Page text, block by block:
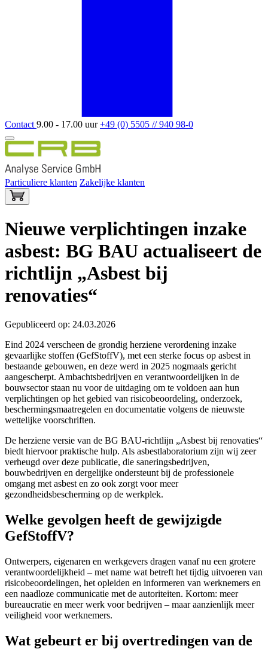
Contact 9.00 - 17.00 uur+49 (0) 5505 // 940 98-0
Particuliere klanten Zakelijke klanten
Nieuwe verplichtingen inzake
asbest: BG BAU actualiseert de
richtlijn „Asbest bij
renovaties“
Gepubliceerd op: 24.03.2026
Eind 2024 verscheen de grondig herziene verordening inzake
gevaarlijke stoffen (GefStoffV), met een sterke focus op asbest in
bestaande gebouwen, en deze werd in 2025 nogmaals gericht
aangescherpt. Ambachtsbedrijven en verantwoordelijken in de
bouwsector staan nu voor de uitdaging om te voldoen aan hun
verplichtingen op het gebied van risicobeoordeling, onderzoek,
beschermingsmaatregelen en documentatie volgens de nieuwste
wettelijke voorschriften.
De herziene versie van de BG BAU-richtlijn „Asbest bij renovaties“
biedt hiervoor praktische hulp. Als asbestlaboratorium zijn wij zeer
verheugd over deze publicatie, die saneringsbedrijven,
bouwbedrijven en dergelijke ondersteunt bij de professionele
omgang met asbest en zo ook zorgt voor meer
gezondheidsbescherming op de werkplek.
Welke gevolgen heeft de gewijzigde
GefStoffV?
Ontwerpers, eigenaren en werkgevers dragen vanaf nu een grotere
verantwoordelijkheid – met name wat betreft het tijdig uitvoeren van
risicobeoordelingen, het opleiden en informeren van werknemers en
een naadloze communicatie met de autoriteiten. Kortom: meer
bureaucratie en meer werk voor bedrijven – maar aanzienlijk meer
veiligheid voor werknemers.
Wat gebeurt er bij overtredingen van de